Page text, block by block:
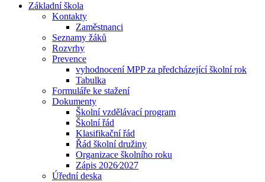
Základní škola
Kontakty
Zaměstnanci
Seznamy žáků
Rozvrhy
Prevence
vyhodnocení MPP za předcházející školní rok
Tabulka
Formuláře ke stažení
Dokumenty
Školní vzdělávací program
Školní řád
Klasifikační řád
Řád školní družiny
Organizace školního roku
Zápis 2026⁄2027
Úřední deska